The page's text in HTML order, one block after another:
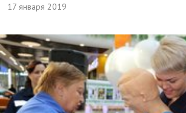
17 января 2019